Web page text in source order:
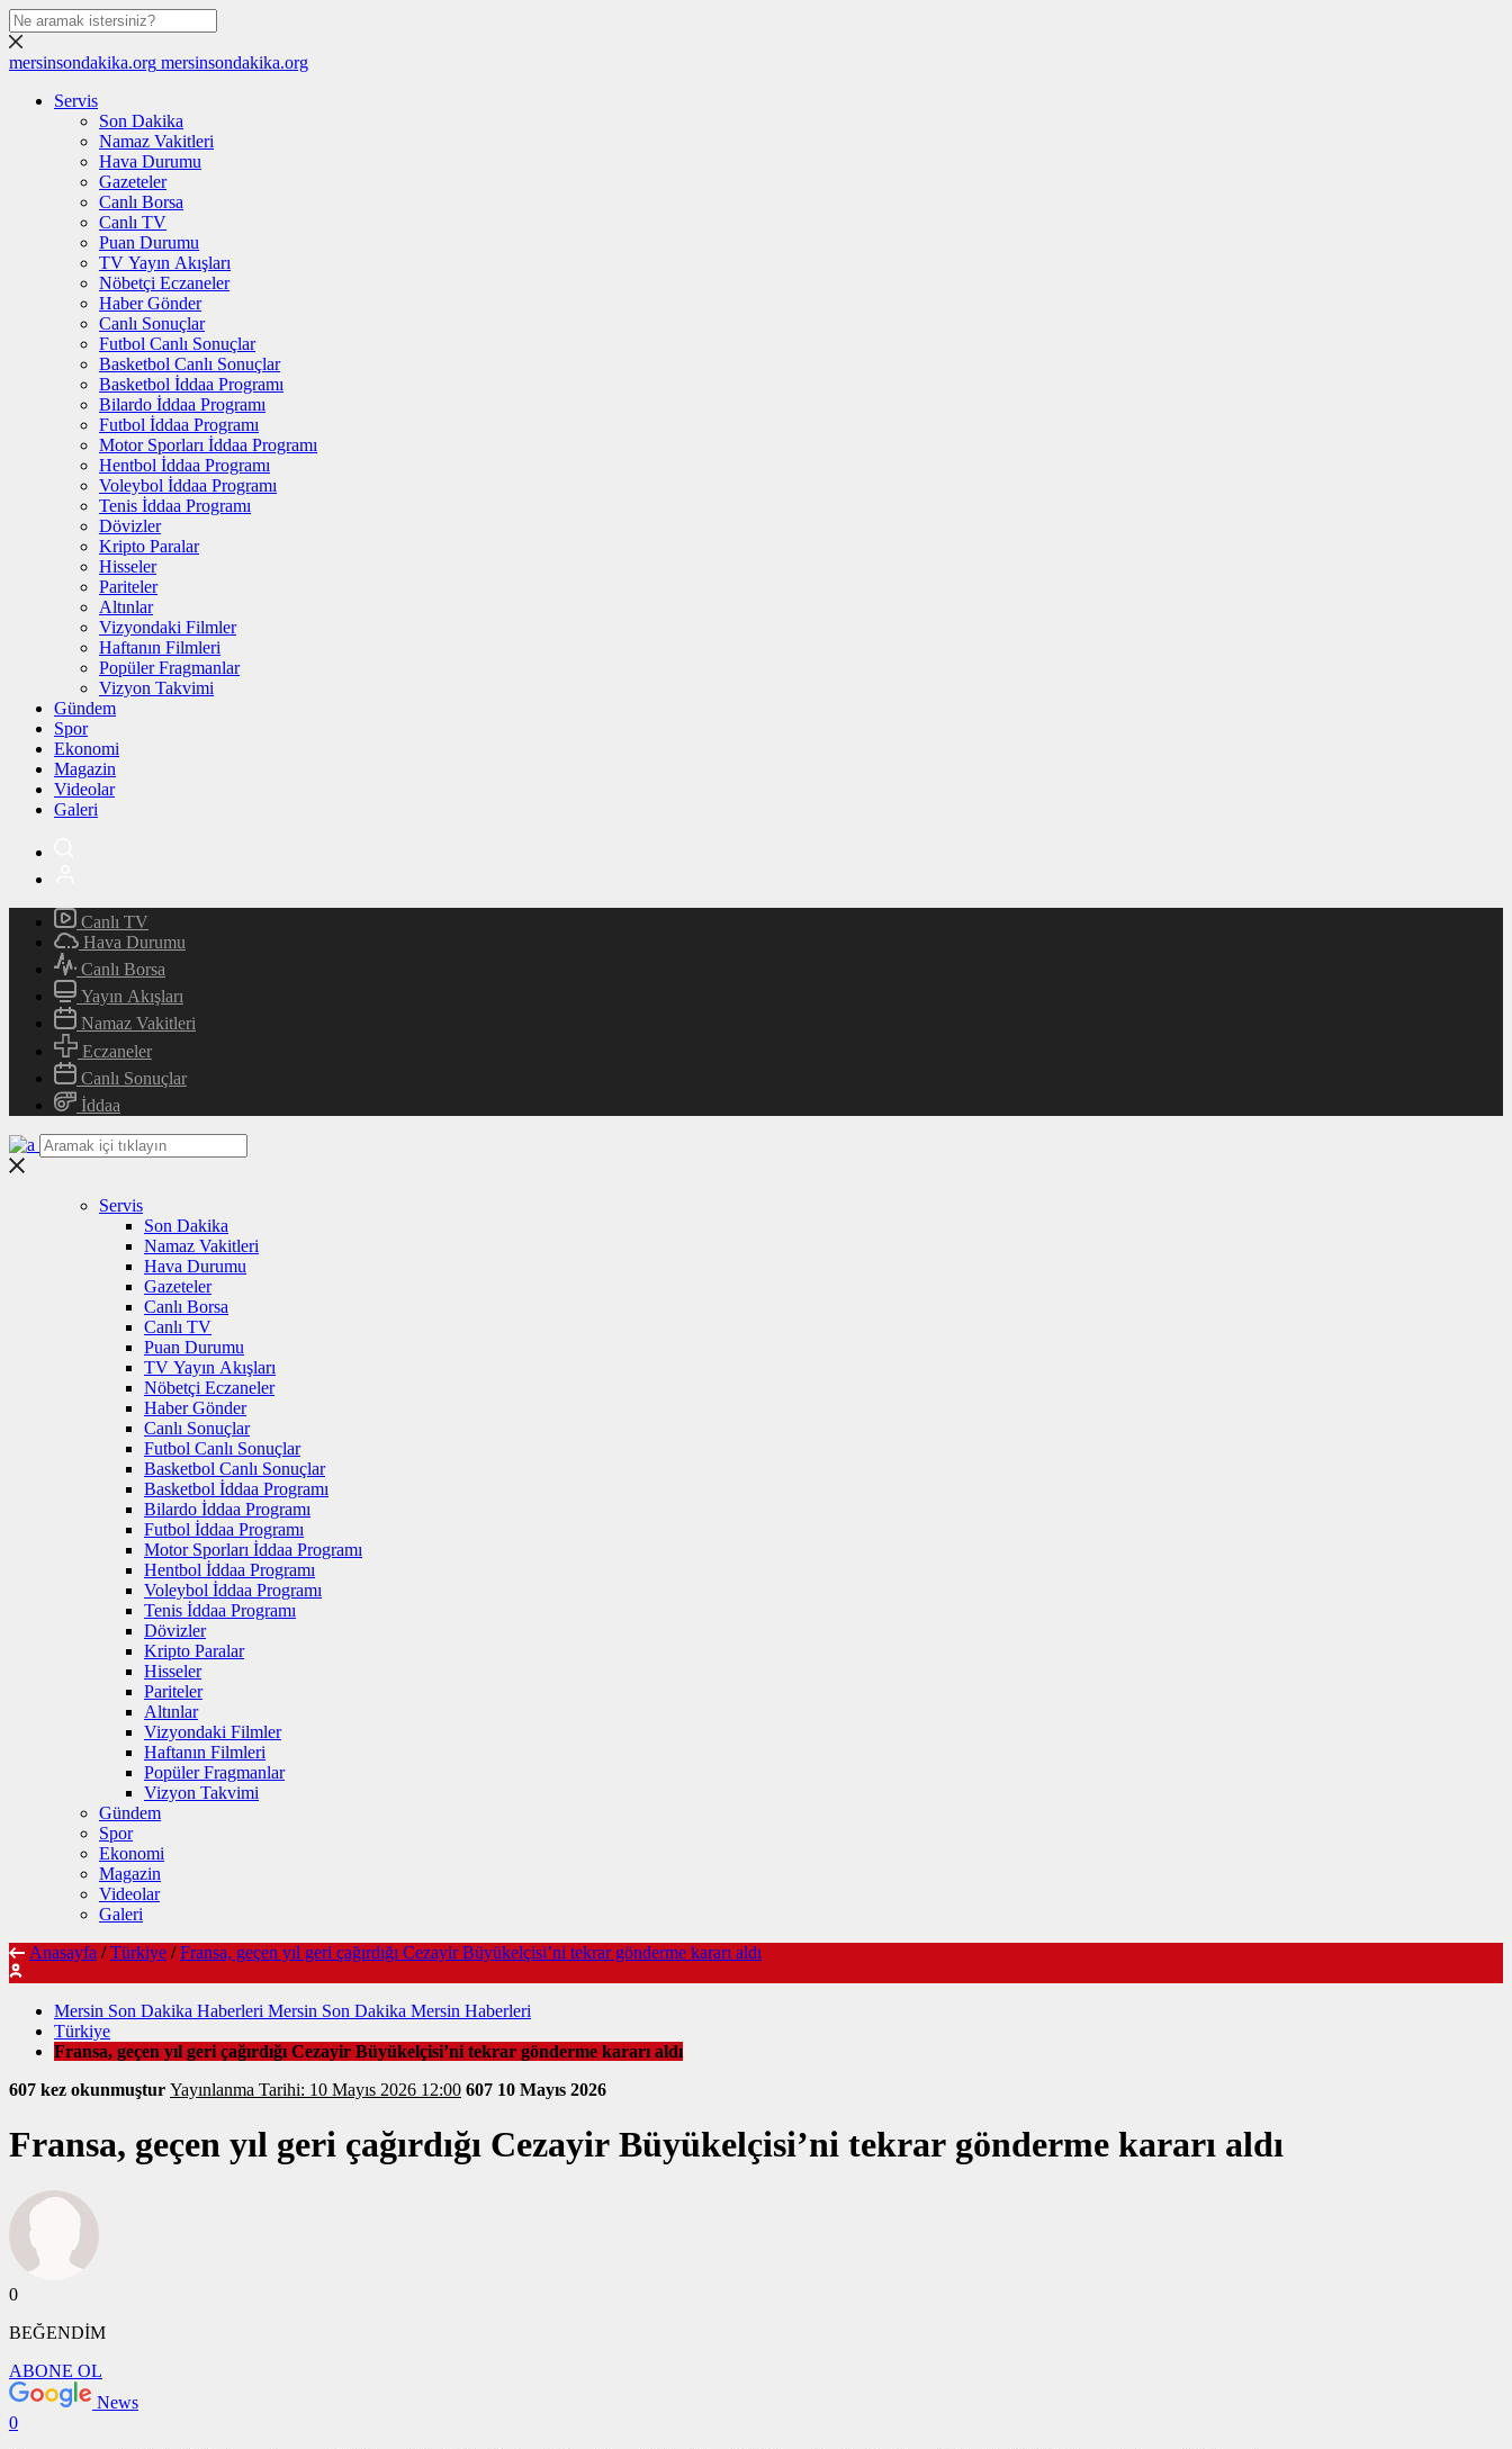
mersinsondakika.org mersinsondakika.org
Servis
Son Dakika
Namaz Vakitleri
Hava Durumu
Gazeteler
Canlı Borsa
Canlı TV
Puan Durumu
TV Yayın Akışları
Nöbetçi Eczaneler
Haber Gönder
Canlı Sonuçlar
Futbol Canlı Sonuçlar
Basketbol Canlı Sonuçlar
Basketbol İddaa Programı
Bilardo İddaa Programı
Futbol İddaa Programı
Motor Sporları İddaa Programı
Hentbol İddaa Programı
Voleybol İddaa Programı
Tenis İddaa Programı
Dövizler
Kripto Paralar
Hisseler
Pariteler
Altınlar
Vizyondaki Filmler
Haftanın Filmleri
Popüler Fragmanlar
Vizyon Takvimi
Gündem
Spor
Ekonomi
Magazin
Videolar
Galeri
Canlı TV
Hava Durumu
Canlı Borsa
Yayın Akışları
Namaz Vakitleri
Eczaneler
Canlı Sonuçlar
İddaa
Servis
Son Dakika
Namaz Vakitleri
Hava Durumu
Gazeteler
Canlı Borsa
Canlı TV
Puan Durumu
TV Yayın Akışları
Nöbetçi Eczaneler
Haber Gönder
Canlı Sonuçlar
Futbol Canlı Sonuçlar
Basketbol Canlı Sonuçlar
Basketbol İddaa Programı
Bilardo İddaa Programı
Futbol İddaa Programı
Motor Sporları İddaa Programı
Hentbol İddaa Programı
Voleybol İddaa Programı
Tenis İddaa Programı
Dövizler
Kripto Paralar
Hisseler
Pariteler
Altınlar
Vizyondaki Filmler
Haftanın Filmleri
Popüler Fragmanlar
Vizyon Takvimi
Gündem
Spor
Ekonomi
Magazin
Videolar
Galeri
Anasayfa / Türkiye / Fransa, geçen yıl geri çağırdığı Cezayir Büyükelçisi’ni tekrar gönderme kararı aldı
Mersin Son Dakika Haberleri Mersin Son Dakika Mersin Haberleri
Türkiye
Fransa, geçen yıl geri çağırdığı Cezayir Büyükelçisi’ni tekrar gönderme kararı aldı
607 kez okunmuştur
Yayınlanma Tarihi: 10 Mayıs 2026 12:00 607 10 Mayıs 2026
Fransa, geçen yıl geri çağırdığı Cezayir Büyükelçisi’ni tekrar gönderme kararı aldı
0
BEĞENDİM
ABONE OL
News
0